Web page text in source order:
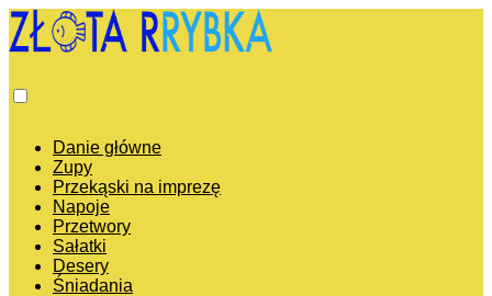
Danie główne
Zupy
Przekąski na imprezę
Napoje
Przetwory
Sałatki
Desery
Śniadania